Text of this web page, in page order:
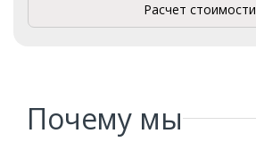
Заказать
Расчет стоимости
Почему мы